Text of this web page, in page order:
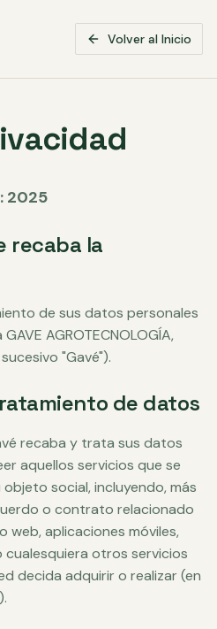
Volver al Inicio
2025
recaba la
de sus datos personales
AGROTECNOLOGÍA,
sucesivo "Gavé").
de datos
recaba y trata sus datos
aquellos servicios que se
social, incluyendo, más
o contrato relacionado
web, aplicaciones móviles,
otros servicios
decida adquirir o realizar (en